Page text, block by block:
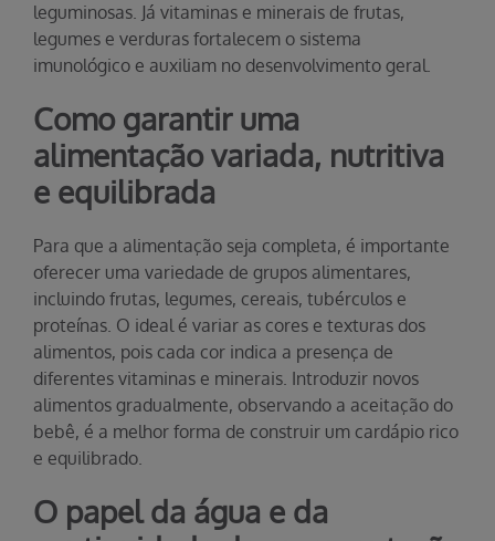
leguminosas. Já vitaminas e minerais de frutas,
legumes e verduras fortalecem o sistema
imunológico e auxiliam no desenvolvimento geral.
Como garantir uma
alimentação variada, nutritiva
e equilibrada
Para que a alimentação seja completa, é importante
oferecer uma variedade de grupos alimentares,
incluindo frutas, legumes, cereais, tubérculos e
proteínas. O ideal é variar as cores e texturas dos
alimentos, pois cada cor indica a presença de
diferentes vitaminas e minerais. Introduzir novos
alimentos gradualmente, observando a aceitação do
bebê, é a melhor forma de construir um cardápio rico
e equilibrado.
O papel da água e da